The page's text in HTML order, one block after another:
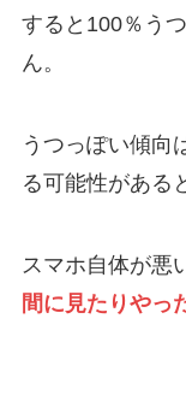
すると100％う
ん。
うつっぽい傾向
る可能性がある
スマホ自体が悪
間に見たりやっ